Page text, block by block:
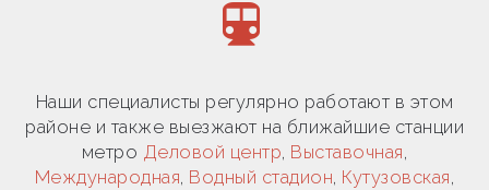
Наши специалисты регулярно работают в этом
районе и также выезжают на ближайшие станции
метро Деловой центр, Выставочная,
Международная, Водный стадион, Кутузовская,